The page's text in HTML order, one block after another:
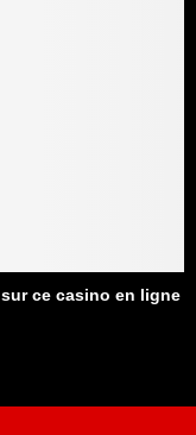
ce casino en ligne